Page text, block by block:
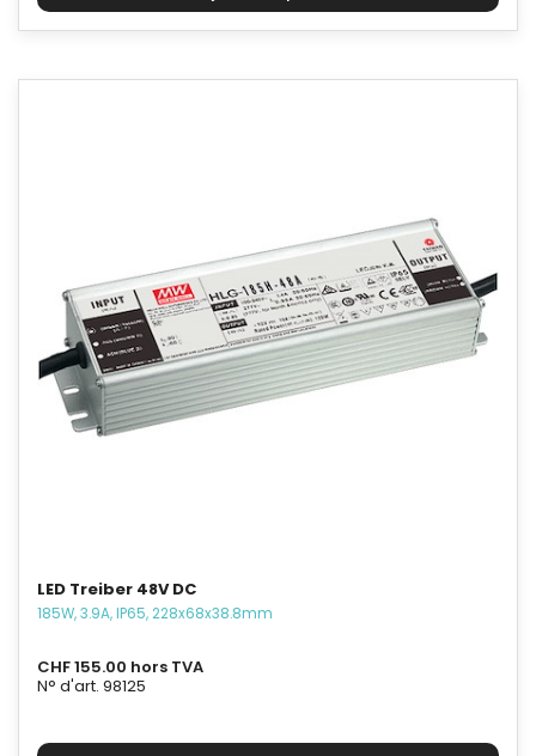
LED Treiber 48V DC
185W, 3.9A, IP65, 228x68x38.8mm
CHF 155.00 hors TVA
N° d'art. 98125